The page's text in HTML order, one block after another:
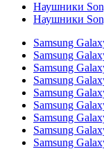
Наушники
Наушники
Samsung
Samsung
Samsung
Samsung
Samsung
Samsung
Samsung
Samsung
Samsung